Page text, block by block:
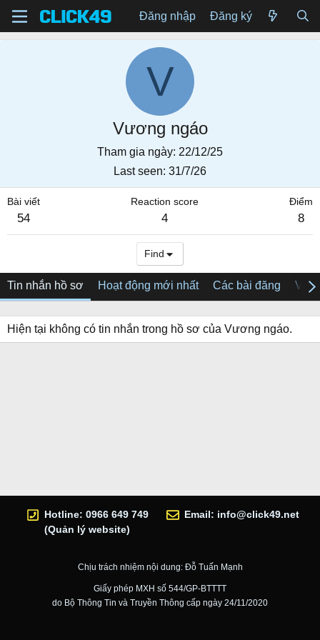
Đăng nhập Đăng ký
V
Vương ngáo
Tham gia ngày 22/12/25
Last seen 31/7/26
Bài viết
54
Reaction score
4
Điểm
8
Find
Tin nhắn hồ sơ Hoạt động mới nhất Các bài đăng Về
Hiện tại không có tin nhắn trong hồ sơ của Vương ngáo.
Hotline: 0966 649 749
(Quản lý website)
Email: info@click49.net
Chịu trách nhiệm nội dung: Đỗ Tuấn Mạnh
Giấy phép MXH số 544/GP-BTTTT
do Bộ Thông Tin và Truyền Thông cấp ngày 24/11/2020